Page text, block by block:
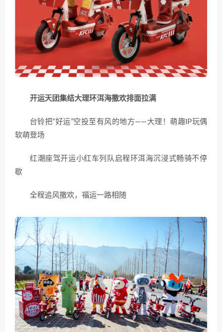
开运天团集结大理环洱海撒欢排面拉满
台铃把“好运”空投至有风的地方——大理！萌趣IP玩偶
软萌登场
红潮座驾开运小红车列队启程环洱海沉浸式畅骑不停
歇
全程追风撒欢，福运一路相随